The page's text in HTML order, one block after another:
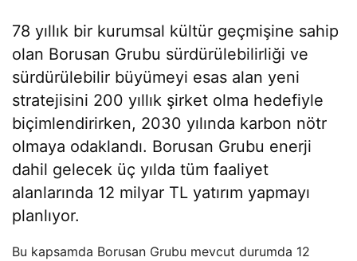
78 yıllık bir kurumsal kültür geçmişine sahip
olan Borusan Grubu sürdürülebilirliği ve
sürdürülebilir büyümeyi esas alan yeni
stratejisini 200 yıllık şirket olma hedefiyle
biçimlendirirken, 2030 yılında karbon nötr
olmaya odaklandı. Borusan Grubu enerji
dahil gelecek üç yılda tüm faaliyet
alanlarında 12 milyar TL yatırım yapmayı
planlıyor.
Bu kapsamda Borusan Grubu mevcut durumda 12